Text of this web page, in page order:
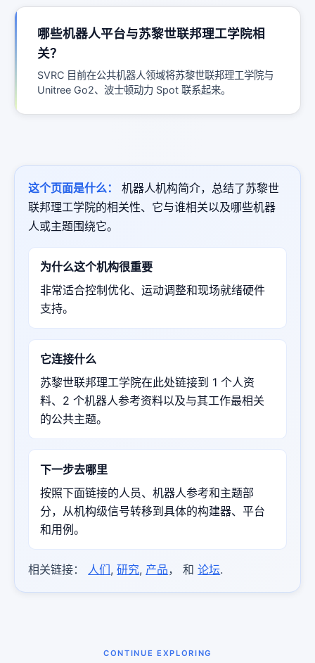
哪些机器人平台与苏黎世联邦理工学院相
关？
SVRC 目前在公共机器人领域将苏黎世联邦理工学院与
Unitree Go2、波士顿动力 Spot 联系起来。
这个页面是什么：
机器人机构简介，总结了苏黎世
联邦理工学院的相关性、它与谁相关以及哪些机器
人或主题围绕它。
为什么这个机构很重要
非常适合控制优化、运动调整和现场就绪硬件
支持。
它连接什么
苏黎世联邦理工学院在此处链接到 1 个人资
料、2 个机器人参考资料以及与其工作最相关
的公共主题。
下一步去哪里
按照下面链接的人员、机器人参考和主题部
分，从机构级信号转移到具体的构建器、平台
和用例。
相关链接： 人们,研究, 产品， 和论坛.
CONTINUE EXPLORING